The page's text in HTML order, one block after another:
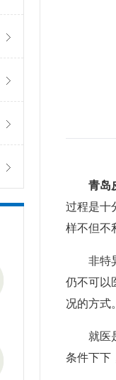
青岛
过程是十
样不但不
非特异
仍不可以
况的方式。
就医是
条件下下